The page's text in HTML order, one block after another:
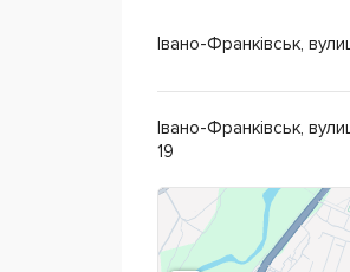
Івано-Франківськ,
Івано-Франківськ,
19